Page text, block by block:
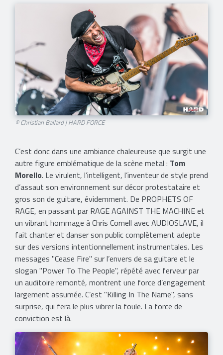
© Christian Ballard | HARD FORCE​
C’est donc dans une ambiance chaleureuse que surgit une
autre figure emblématique de la scène metal : Tom
Morello. Le virulent, l’intelligent, l’inventeur de style prend
d’assaut son environnement sur décor protestataire et
gros son de guitare, évidemment. De PROPHETS OF
RAGE, en passant par RAGE AGAINST THE MACHINE et
un vibrant hommage à Chris Cornell avec AUDIOSLAVE, il
fait chanter et danser son public complètement adepte
sur des versions intentionnellement instrumentales. Les
messages "Cease Fire" sur l’envers de sa guitare et le
slogan "Power To The People", répété avec ferveur par
un auditoire remonté, montrent une force d’engagement
largement assumée. C’est "Killing In The Name", sans
surprise, qui fera le plus vibrer la foule. La force de
conviction est là.